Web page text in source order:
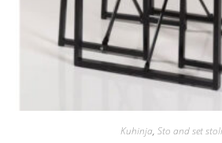
Kuhinja, Sto and set